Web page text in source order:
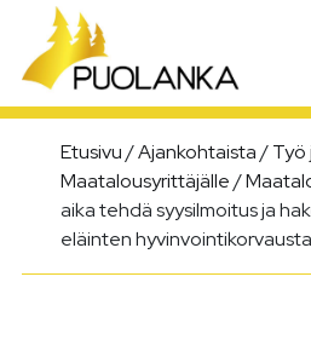
Päävalikko
Etusivu/Ajankohtaista/Työ
Maatalousyrittäjälle/
aika tehdä syysilmoitus ja
eläinten